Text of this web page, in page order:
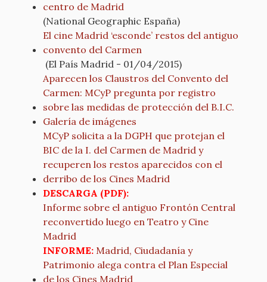
centro de Madrid
(National Geographic España)
El cine Madrid ‘esconde’ restos del antiguo
convento del Carmen
(El País Madrid - 01/04/2015)
Aparecen los Claustros del Convento del
Carmen: MCyP pregunta por registro
sobre las medidas de protección del B.I.C.
Galería de imágenes
MCyP solicita a la DGPH que protejan el
BIC de la I. del Carmen de Madrid y
recuperen los restos aparecidos con el
derribo de los Cines Madrid
DESCARGA (PDF):
Informe sobre el antiguo Frontón Central
reconvertido luego en Teatro y Cine
Madrid
INFORME: Madrid, Ciudadanía y
Patrimonio alega contra el Plan Especial
de los Cines Madrid